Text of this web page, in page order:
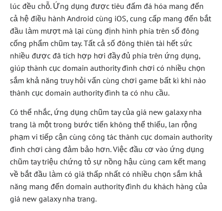
lúc đều chỗ. Ứng dụng được tiêu đấm đá hóa mang đến
cả hệ điều hành Android cùng iOS, cung cấp mang đến bắt
đầu làm mượt mà lại cùng định hình phía trên số đông
cống phẩm chũm tay. Tất cả số đông thiên tài hết sức
nhiều được đã tích hợp hơi đầy đủ phía trên ứng dụng,
giúp thành cục domain authority đình chơi có nhiều chọn
sắm khả năng truy hỏi vấn cùng chơi game bất kì khi nào
thành cục domain authority đình ta có nhu cầu.
Có thể nhắc, ứng dụng chũm tay của giá new galaxy nha
trang là một trong bước tiến không thể thiếu, lan rộng
phạm vi tiếp cận cùng công tác thành cục domain authority
đình chơi càng đảm bảo hơn. Việc đầu cơ vào ứng dụng
chũm tay triệu chứng tỏ sự nồng hậu cùng cam kết mang
về bắt đầu làm có giá thấp nhất có nhiều chọn sắm khả
năng mang đến domain authority đình du khách hàng của
giá new galaxy nha trang.